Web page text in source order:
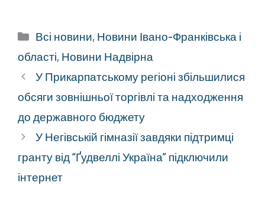
Категорії
Всі новини, Новини Івано-Франківська і
області, Новини Надвірна
У Прикарпатському регіоні збільшилися
обсяги зовнішньої торгівлі та надходження
до державного бюджету
У Негівській гімназії завдяки підтримці
гранту від “Ґудвеллі Україна” підключили
інтернет